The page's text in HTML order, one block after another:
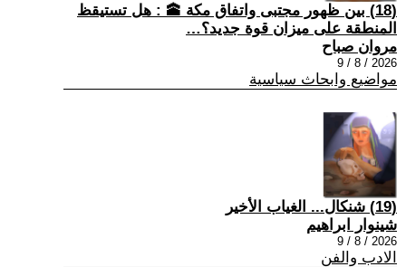
(18) بين ظهور مجتبى واتفاق مكة 🕋 : هل تستيقظ
المنطقة على ميزان قوة جديد؟…
مروان صباح
2026 / 8 / 9
مواضيع وابحاث سياسية
(19) شنكال... الغياب الأخير
شينوار ابراهيم
2026 / 8 / 9
الادب والفن